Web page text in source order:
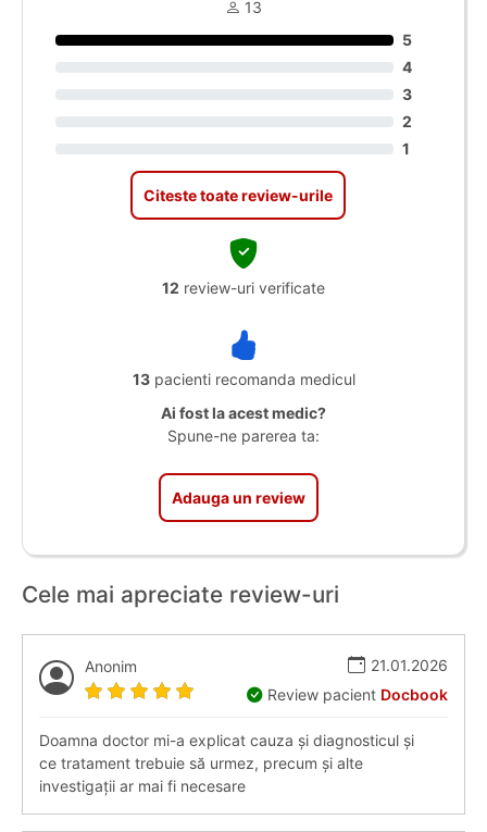
13
5
4
3
2
1
Citeste toate review-urile
12 review-uri verificate
13pacienti recomanda medicul
Ai fost la acest medic?
Spune-ne parerea ta:
Adauga un review
Cele mai apreciate review-uri
Anonim
21.01.2026
Review pacient Docbook
Doamna doctor mi-a explicat cauza și diagnosticul și
ce tratament trebuie să urmez, precum și alte
investigații ar mai fi necesare